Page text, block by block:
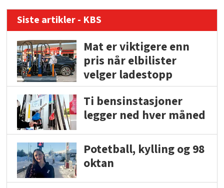
Siste artikler - KBS
Mat er viktigere enn
pris når elbilister
velger ladestopp
Ti bensinstasjoner
legger ned hver måned
Potetball, kylling og 98
oktan